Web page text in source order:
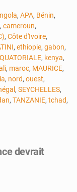
, APA, Bénin,
, cameroun,
, Côte d'Ivoire,
, ethiopie, gabon,
, kenya,
, maroc, MAURICE,
, nord, ouest,
, SEYCHELLES,
, TANZANIE, tchad,
devrait